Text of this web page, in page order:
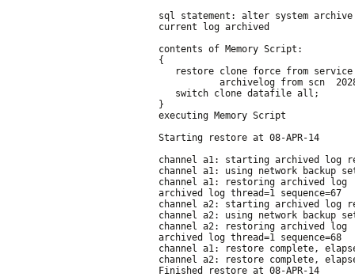
sql statement: alter system
current log archived
contents of Memory Script:
{
restore clone force from
archivelog from scn
switch clone datafile all;
}
executing Memory Script
Starting restore at 08-APR-14
channel a1: starting archived log
channel a1: using network backup
channel a1: restoring archived log
archived log thread=1 sequence=67
channel a2: starting archived log
channel a2: using network backup
channel a2: restoring archived log
archived log thread=1 sequence=68
channel a1: restore complete,
channel a2: restore complete,
Finished restore at 08-APR-14